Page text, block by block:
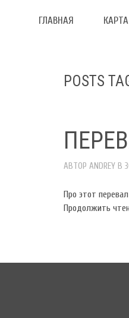
ГЛАВНАЯ
POSTS
АВТОР ANDREY В
Про этот
Продолжить